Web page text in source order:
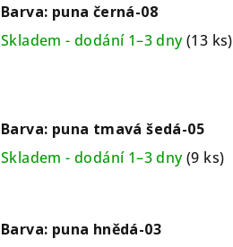
Barva: puna černá-08
Skladem - dodání 1–3 dny(13 ks)
Barva: puna tmavá šedá-05
Skladem - dodání 1–3 dny(9 ks)
Barva: puna hnědá-03